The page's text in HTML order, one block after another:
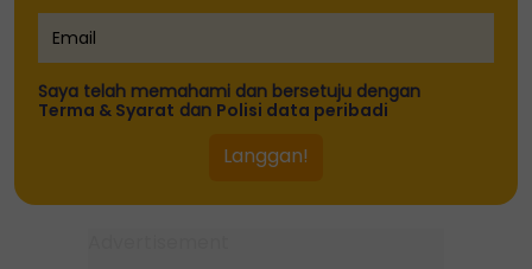
Pelajar kolej lemas ketika
mandi-manda bersama
sembilan rakan
dinobat penerima Anugerah
Saya telah memahami dan bersetuju dengan
Terma & Syarat dan Polisi data peribadi